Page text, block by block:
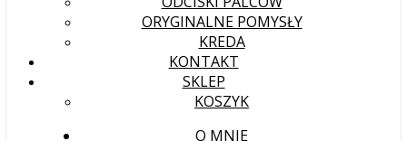
ORYGINALNE POMYSŁY
KREDA
KONTAKT
SKLEP
KOSZYK
O MNIE